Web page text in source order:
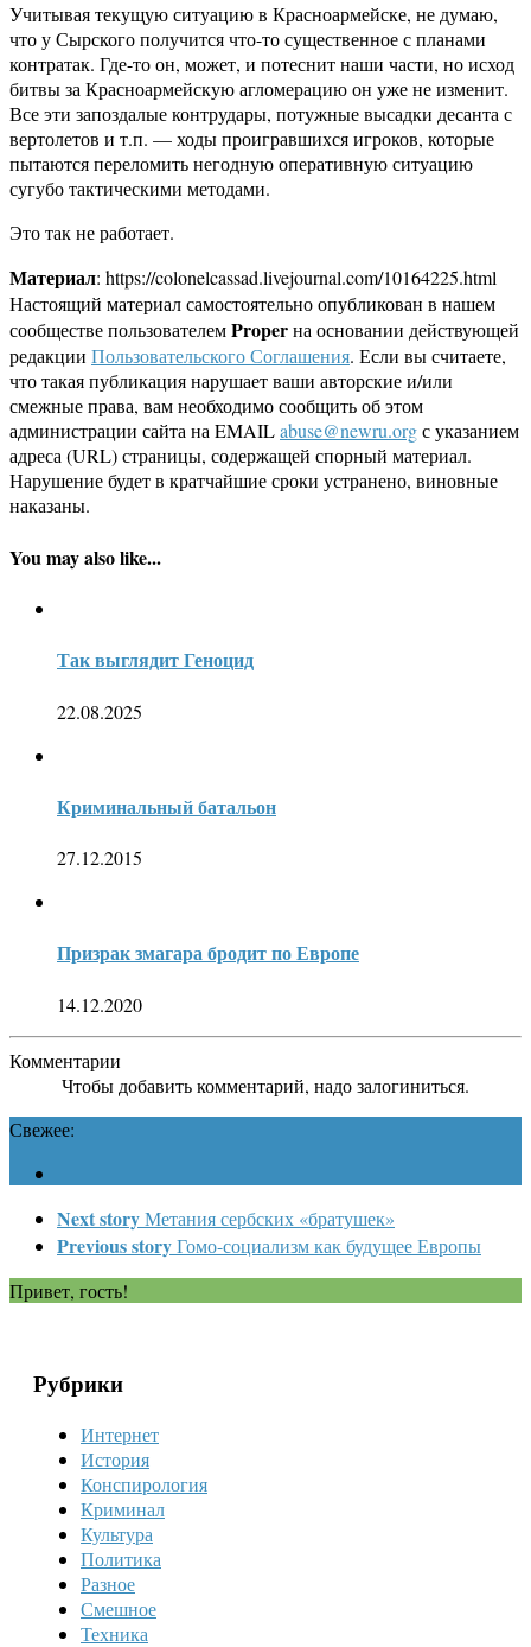
Учитывая текущую ситуацию в Красноармейске, не думаю,
что у Сырского получится что-то существенное с планами
контратак. Где-то он, может, и потеснит наши части, но исход
битвы за Красноармейскую агломерацию он уже не изменит.
Все эти запоздалые контрудары, потужные высадки десанта с
вертолетов и т.п. — ходы проигравшихся игроков, которые
пытаются переломить негодную оперативную ситуацию
сугубо тактическими методами.
Это так не работает.
Материал: https://colonelcassad.livejournal.com/10164225.html
Настоящий материал самостоятельно опубликован в нашем
сообществе пользователемProperна основании действующей
редакции Пользовательского Соглашения. Если вы считаете,
что такая публикация нарушает ваши авторские и/или
смежные права, вам необходимо сообщить об этом
администрации сайта на EMAILabuse@newru.orgс указанием
адреса (URL) страницы, содержащей спорный материал.
Нарушение будет в кратчайшие сроки устранено, виновные
наказаны.
You may also like...
Так выглядит Геноцид
22.08.2025
Криминальный батальон
27.12.2015
Призрак змагара бродит по Европе
14.12.2020
Комментарии
Чтобы добавить комментарий, надо залогиниться.
Свежее:
Next storyМетания сербских «братушек»
Previous storyГомо-социализм как будущее Европы
Привет, гость!
Рубрики
Интернет
История
Конспирология
Криминал
Культура
Политика
Разное
Смешное
Техника